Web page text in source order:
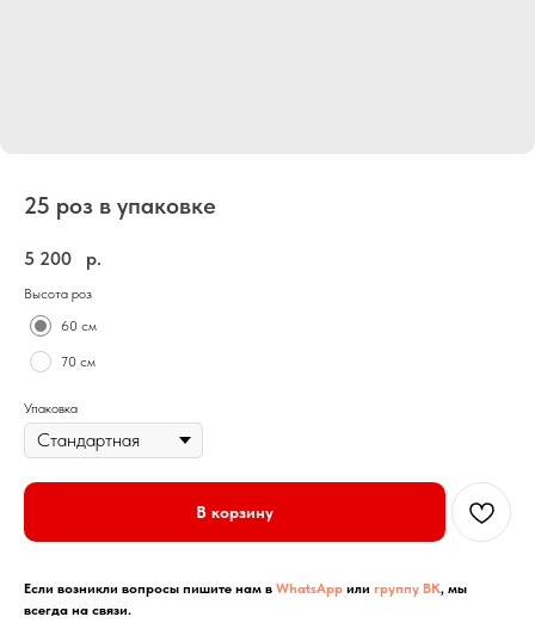
25 роз в упаковке
5 200 р.
Высота роз
60 см
70 см
Упаковка
В корзину
Если возникли вопросы пишите нам в WhatsApp или группу ВК, мы
всегда на связи.